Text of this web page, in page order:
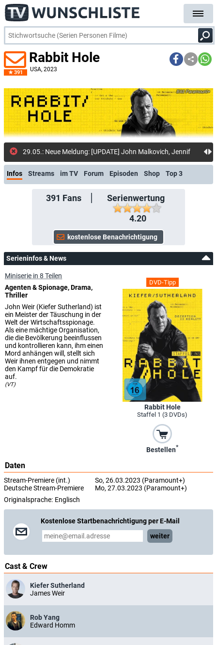
391
Rabbit Hole
USA, 2023
Paramount+
Infos Streams im TV Forum Episoden Shop Top 3
391 Fans
Serienwertung
4.20
Serieninfos & News
DVD-Tipp
Rabbit Hole
Staffel 1 (3 DVDs)
Bestellen*
Miniserie in 8 Teilen
Agenten & Spionage, Drama,
Thriller
John Weir (Kiefer Sutherland) ist
ein Meister der Täuschung in der
Welt der Wirtschaftsspionage.
Als eine mächtige Organisation,
die die Bevölkerung beeinflussen
und kontrollieren kann, ihm einen
Mord anhängen will, stellt sich
Weir ihnen entgegen und nimmt
den Kampf für die Demokratie
auf.
(VT)
Daten
Stream-Premiere (int.)
So, 26.03.2023 (Paramount+)
Deutsche Stream-Premiere
Mo, 27.03.2023 (Paramount+)
Originalsprache: Englisch
Kostenlose Startbenachrichtigung per E-Mail
weiter
Cast & Crew
Kiefer Sutherland
James Weir
Rob Yang
Edward Homm